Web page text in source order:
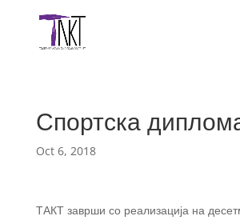
Спортска
Oct 6, 2018
ТАКТ заврши со реализација на